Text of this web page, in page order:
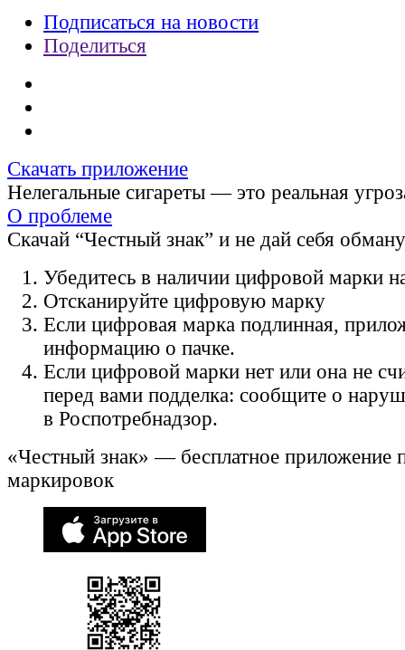
Подписаться на новости
Поделиться
Скачать приложение
Нелегальные сигареты — это реальная
О проблеме
Скачай “Честный знак” и не дай себя
Убедитесь в наличии цифровой марки
Отсканируйте цифровую марку
Если цифровая марка подлинная,
информацию о пачке.
Если цифровой марки нет или она не
перед вами подделка: сообщите о
в Роспотребнадзор.
«Честный знак» — бесплатное приложение
маркировок